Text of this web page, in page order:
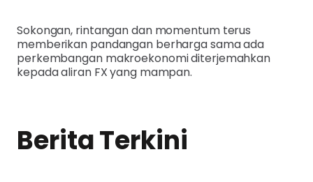
Sokongan, rintangan dan momentum terus
memberikan pandangan berharga sama ada
perkembangan makroekonomi diterjemahkan
kepada aliran FX yang mampan.
Berita Terkini